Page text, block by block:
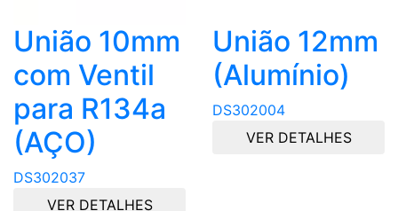
União 10mm
com Ventil
para R134a
(AÇO)
DS302037
VER DETALHES
União 12mm
(Alumínio)
DS302004
VER DETALHES